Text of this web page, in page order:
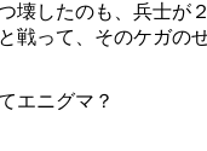
壊したのも、兵士が
戦って、そのケガの
エニグマ？